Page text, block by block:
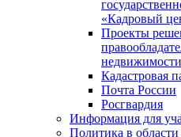
«Кадровый
Проекты
недвижимости
Кадастровая
Почта России
Росгвардия
Информация для
Политика в